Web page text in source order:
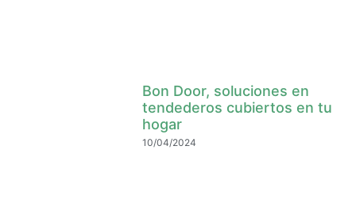
Bon Door, soluciones en
tendederos cubiertos en tu
hogar
10/04/2024